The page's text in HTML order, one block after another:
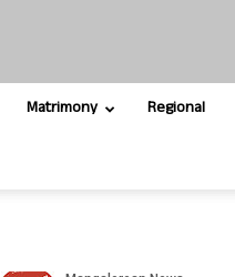
Matrimony Regional